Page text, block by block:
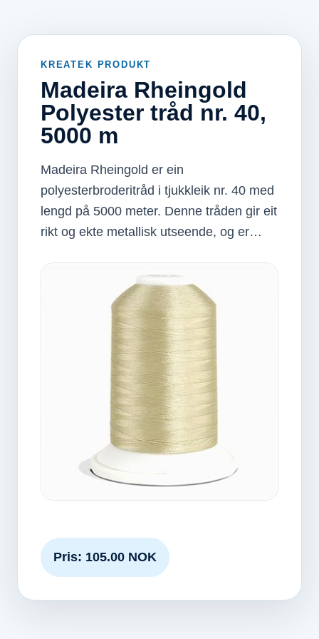
KREATEK PRODUKT
Madeira Rheingold
Polyester tråd nr. 40,
5000 m
Madeira Rheingold er ein
polyesterbroderitråd i tjukkleik nr. 40 med
lengd på 5000 meter. Denne tråden gir eit
rikt og ekte metallisk utseende, og er…
Pris: 105.00 NOK